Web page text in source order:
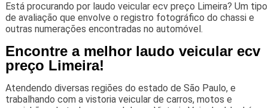
Está procurando por laudo veicular ecv preço Limeira? Um tipo
de avaliação que envolve o registro fotográfico do chassi e
outras numerações encontradas no automóvel.
Encontre a melhor laudo veicular ecv
preço Limeira!
Atendendo diversas regiões do estado de São Paulo, e
trabalhando com a vistoria veicular de carros, motos e